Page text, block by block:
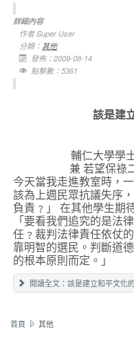
詳細內容
作者Super User
分類： 其他
發佈：2009-08-14
點擊數：5361
該是建
輔仁大學學
兼 若望保祿
今天當我走進教室時，
該為上週民眾抗議失序
負責﹖」 在其他學生期
「要看我們追究的是法
任﹖裁判法律責任依仗
靠明智的選民。判斷道
的根本原則而定。」
閱讀全文：該是建立和平文化
首頁 其他